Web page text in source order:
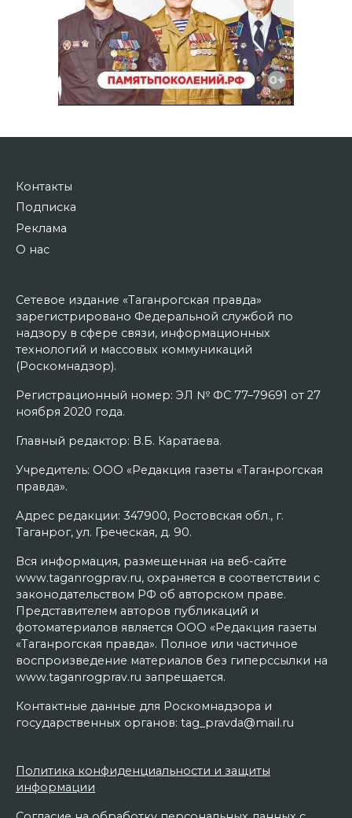
Контакты
Подписка
Реклама
О нас
Сетевое издание «Таганрогская правда»
зарегистрировано Федеральной службой по
надзору в сфере связи, информационных
технологий и массовых коммуникаций
(Роскомнадзор).
Регистрационный номер: ЭЛ № ФС 77–79691 от 27
ноября 2020 года.
Главный редактор: В.Б. Каратаева.
Учредитель: ООО «Редакция газеты «Таганрогская
правда».
Адрес редакции: 347900, Ростовская обл., г.
Таганрог, ул. Греческая, д. 90.
Вся информация, размещенная на веб-сайте
www.taganrogprav.ru, охраняется в соответствии с
законодательством РФ об авторском праве.
Представителем авторов публикаций и
фотоматериалов является ООО «Редакция газеты
«Таганрогская правда». Полное или частичное
воспроизведение материалов без гиперссылки на
www.taganrogprav.ru запрещается.
Контактные данные для Роскомнадзора и
государственных органов: tag_pravda@mail.ru
Политика конфиденциальности и защиты
информации